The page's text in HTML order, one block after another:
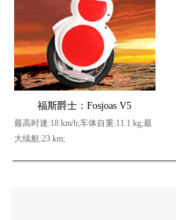
福斯爵士：Fosjoas V5
最高时速:18 km/h;车体自重:11.1 kg;最
大续航:23 km;